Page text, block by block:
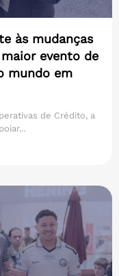
às mudanças
evento de
mundo em
de Crédito, a